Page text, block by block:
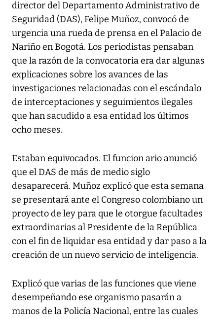
director del Departamento Administrativo de
Seguridad (DAS), Felipe Muñoz, convocó de
urgencia una rueda de prensa en el Palacio de
Nariño en Bogotá. Los periodistas pensaban
que la razón de la convocatoria era dar algunas
explicaciones sobre los avances de las
investigaciones relacionadas con el escándalo
de interceptaciones y seguimientos ilegales
que han sacudido a esa entidad los últimos
ocho meses.
Estaban equivocados. El funcion ario anunció
que el DAS de más de medio siglo
desaparecerá. Muñoz explicó que esta semana
se presentará ante el Congreso colombiano un
proyecto de ley para que le otorgue facultades
extraordinarias al Presidente de la República
con el fin de liquidar esa entidad y dar paso a la
creación de un nuevo servicio de inteligencia.
Explicó que varias de las funciones que viene
desempeñando ese organismo pasarán a
manos de la Policía Nacional, entre las cuales